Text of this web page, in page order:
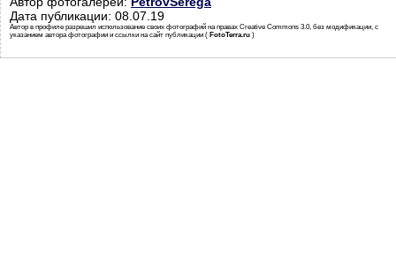
Дата публикации: 08.07.19
Автор в профиле разрешил использование своих фотографий на правах Creative Commons 3.0, без модификации, с
указанием автора фотографии и ссылки на сайт публикации ( FotoTerra.ru )